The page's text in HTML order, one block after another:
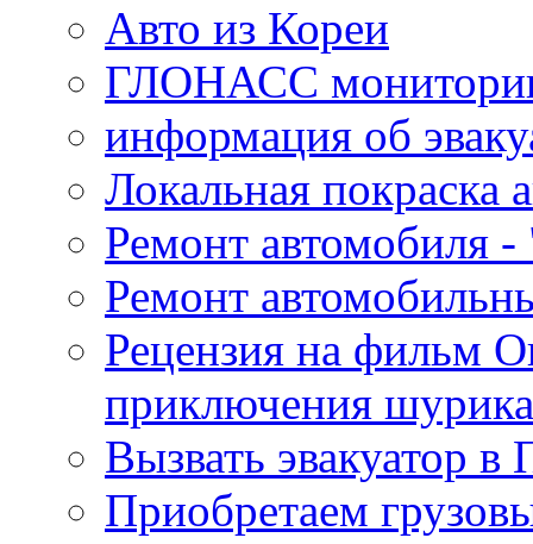
Авто из Кореи
ГЛОНАСС
информация об
Локальная покраска
Ремонт автомобиля -
Ремонт
Рецензия на фильм
приключения шурика
Вызвать эвакуатор в
Приобретаем